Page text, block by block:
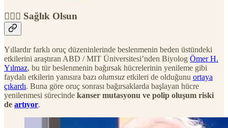
🧑🏻‍⚕️ Sağlık Olsun
Yıllardır farklı oruç düzeninlerinde beslenmenin beden üstündeki
etkilerini araştıran ABD / MIT Üniversitesi’nden Biyolog Ömer H.
Yılmaz, bu tür beslenmenin bağırsak hücrelerinin yenileme gibi
faydalı etkilerin yanısıra bazı olumsuz etkileri de olduğunu ortaya
çıkardı. Buna göre oruç sonrası bağırsaklarda başlayan hücre
yenilenmesi sürecinde kanser mutasyonu ve polip oluşum riski
de artıyor.